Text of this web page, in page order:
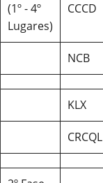
(1º - 4º
Lugares)
CCCD
NCB
KLX
CRCQL